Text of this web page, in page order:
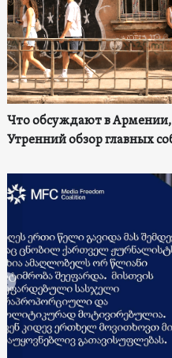
Что обсуждают в
Утренний обзор главных